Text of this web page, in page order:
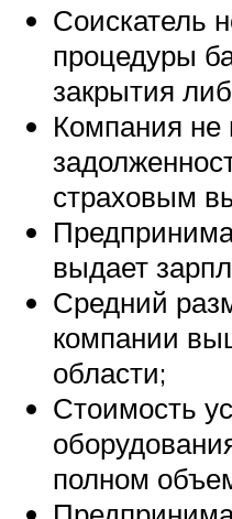
Соискатель
процедуры
закрытия
Компания не
страховым
выдает
Средний
компании
области;
Стоимость
полном